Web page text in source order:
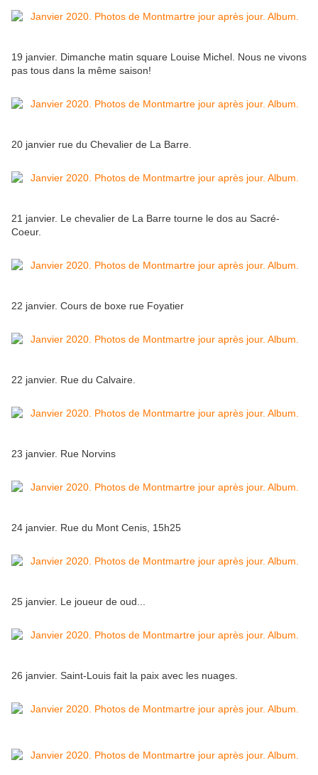
19 janvier. Dimanche matin square Louise Michel. Nous ne vivons
pas tous dans la même saison!
20 janvier rue du Chevalier de La Barre.
21 janvier. Le chevalier de La Barre tourne le dos au Sacré-
Coeur.
22 janvier. Cours de boxe rue Foyatier
22 janvier. Rue du Calvaire.
23 janvier. Rue Norvins
24 janvier. Rue du Mont Cenis, 15h25
25 janvier. Le joueur de oud...
26 janvier. Saint-Louis fait la paix avec les nuages.